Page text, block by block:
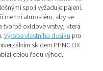
použití pro
PCB